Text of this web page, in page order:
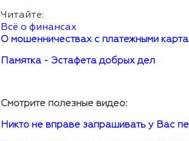
Читайте:
Всё о финансах
О мошенничествах с платежными
Памятка - Эстафета добрых дел
Смотрите полезные видео:
Никто не вправе запрашивать у Вас